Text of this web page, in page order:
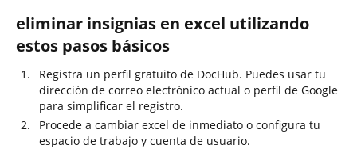
eliminar insignias en excel utilizando
estos pasos básicos
Registra un perfil gratuito de DocHub. Puedes usar tu
dirección de correo electrónico actual o perfil de Google
para simplificar el registro.
Procede a cambiar excel de inmediato o configura tu
espacio de trabajo y cuenta de usuario.